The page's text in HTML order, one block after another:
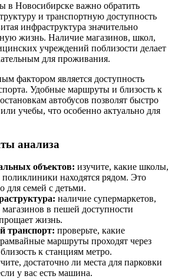
в Новосибирске важно обратить
и транспортную доступность
инфраструктура значительно
жизнь. Наличие магазинов, школ,
учреждений поблизости делает
для проживания.
фактором является доступность
Удобные маршруты и близость к
автобусов позволят быстро
учебы, что особенно актуально для
анализа
объектов: изучите, какие школы,
поликлиники находятся рядом. Это
для семей с детьми.
наличие супермаркетов,
в пешей доступности
жизнь.
транспорт: проверьте, какие
маршруты проходят через
к станциям метро.
достаточно ли места для парковки
у вас есть машина.